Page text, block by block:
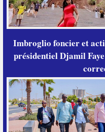
Imbroglio foncier et
présidentiel Djamil